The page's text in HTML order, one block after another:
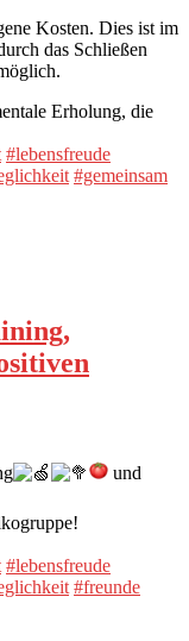
Kosten. Dies ist im
das Schließen
Erholung, die
#lebensfreude
#gemeinsam
und
#lebensfreude
#freunde